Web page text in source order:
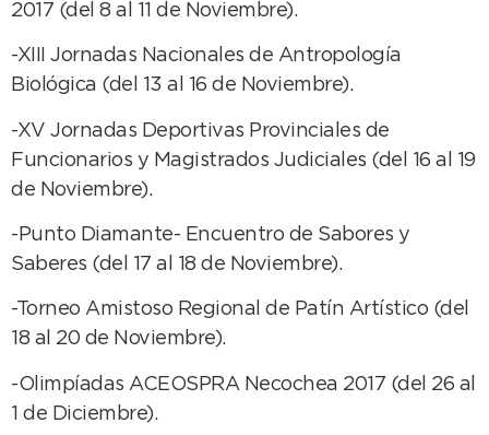
2017 (del 8 al 11 de Noviembre).
-XIII Jornadas Nacionales de Antropología
Biológica (del 13 al 16 de Noviembre).
-XV Jornadas Deportivas Provinciales de
Funcionarios y Magistrados Judiciales (del 16 al 19
de Noviembre).
-Punto Diamante- Encuentro de Sabores y
Saberes (del 17 al 18 de Noviembre).
-Torneo Amistoso Regional de Patín Artístico (del
18 al 20 de Noviembre).
-Olimpíadas ACEOSPRA Necochea 2017 (del 26 al
1 de Diciembre).